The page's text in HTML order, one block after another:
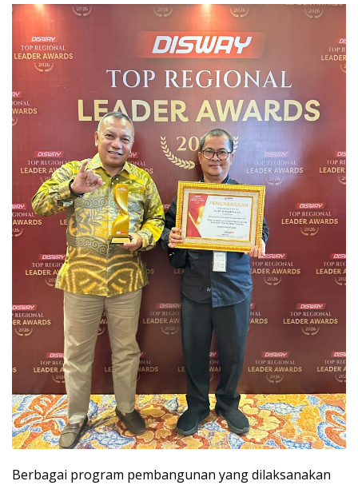
Berbagai program pembangunan yang dilaksanakan